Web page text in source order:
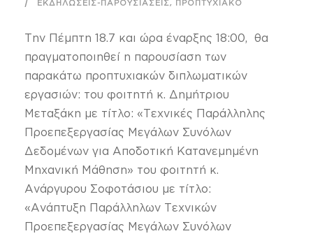
ΕΚΔΗΛΏΣΕΙΣ-ΠΑΡΟΥΣΙΆΣΕΙΣ, ΠΡΟΠΤΥΧΙΑΚΌ
Tην Πέμπτη 18.7 και ώρα έναρξης 18:00, θα
πραγματοποιηθεί η παρουσίαση των
παρακάτω προπτυχιακών διπλωματικών
εργασιών: του φοιτητή κ. Δημήτριου
Μεταξάκη με τίτλο: «Τεχνικές Παράλληλης
Προεπεξεργασίας Μεγάλων Συνόλων
Δεδομένων για Αποδοτική Κατανεμημένη
Μηχανική Μάθηση» του φοιτητή κ.
Ανάργυρου Σοφοτάσιου με τίτλο:
«Ανάπτυξη Παράλληλων Τεχνικών
Προεπεξεργασίας Μεγάλων Συνόλων